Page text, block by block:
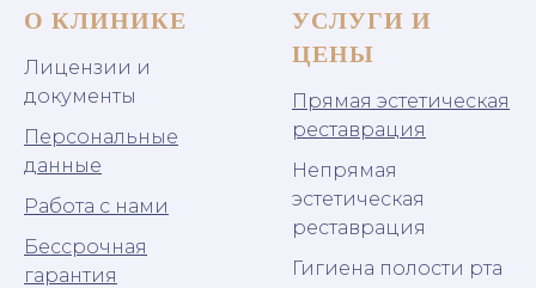
О КЛИНИКЕ
Лицензии и
документы
Персональные
данные
Работа с нами
Бессрочная
гарантия
УСЛУГИ И
ЦЕНЫ
Прямая эстетическая
реставрация
Непрямая
эстетическая
реставрация
Гигиена полости рта